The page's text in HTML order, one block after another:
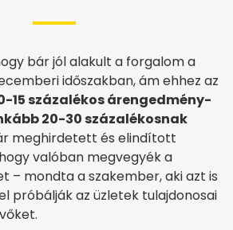
bár jól alakult a forgalom a
időszakban, ám ehhez az
15 százalékos árengedmény-
20-30 százalékosnak
meghirdetett és elindított
valóban megvegyék a
– mondta a szakember, aki azt is
próbálják az üzletek tulajdonosai